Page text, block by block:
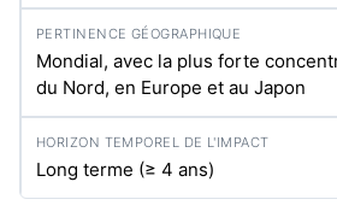
Mondial, avec la plus forte
du Nord, en Europe et au Japon
Long terme (≥ 4 ans)